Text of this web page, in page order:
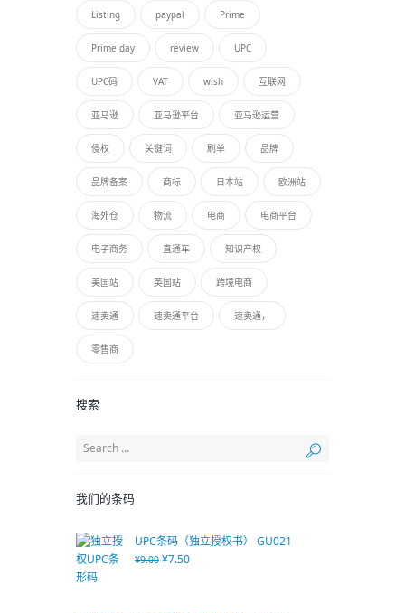
Listing paypal Prime
Prime day review UPC
UPC码 VAT wish 互联网
亚马逊 亚马逊平台 亚马逊运营
侵权 关键词 刷单 品牌
品牌备案 商标 日本站 欧洲站
海外仓 物流 电商 电商平台
电子商务 直通车 知识产权
美国站 英国站 跨境电商
速卖通 速卖通平台 速卖通，
零售商
搜索
我们的条码
UPC条码（独立授权书） GU021
¥9.00 ¥7.50